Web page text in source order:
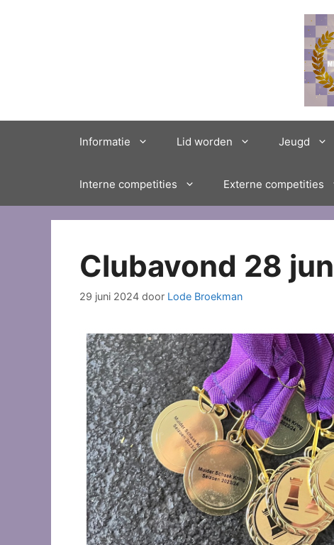
Informatie Lid worden Jeugd
Interne competities Externe competities
Clubavond 28
29 juni 2024 door Lode Broekman